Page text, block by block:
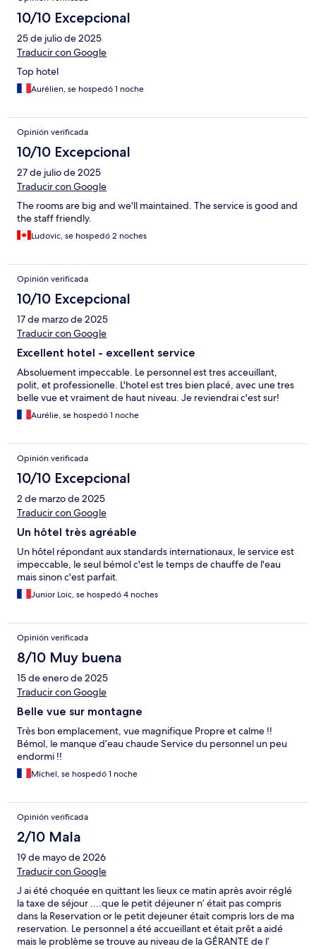
10/10 Excepcional
25 de julio de 2025
Traducir con Google
Top hotel
Aurélien, se hospedó 1 noche
Opinión verificada
10/10 Excepcional
27 de julio de 2025
Traducir con Google
The rooms are big and we'll maintained. The service is good and
the staff friendly.
Ludovic, se hospedó 2 noches
Opinión verificada
10/10 Excepcional
17 de marzo de 2025
Traducir con Google
Excellent hotel - excellent service
Absoluement impeccable. Le personnel est tres acceuillant,
polit, et professionelle. L'hotel est tres bien placé, avec une tres
belle vue et vraiment de haut niveau. Je reviendrai c'est sur!
Aurélie, se hospedó 1 noche
Opinión verificada
10/10 Excepcional
2 de marzo de 2025
Traducir con Google
Un hôtel très agréable
Un hôtel répondant aux standards internationaux, le service est
impeccable, le seul bémol c'est le temps de chauffe de l'eau
mais sinon c'est parfait.
Junior Loic, se hospedó 4 noches
Opinión verificada
8/10 Muy buena
15 de enero de 2025
Traducir con Google
Belle vue sur montagne
Très bon emplacement, vue magnifique Propre et calme !!
Bémol, le manque d’eau chaude Service du personnel un peu
endormi !!
Michel, se hospedó 1 noche
Opinión verificada
2/10 Mala
19 de mayo de 2026
Traducir con Google
J ai été choquée en quittant les lieux ce matin après avoir réglé
la taxe de séjour ....que le petit déjeuner n’ était pas compris
dans la Reservation or le petit dejeuner était compris lors de ma
reservation. Le personnel a été accueillant et était prêt a aidé
mais le problème se trouve au niveau de la GÉRANTE de l’